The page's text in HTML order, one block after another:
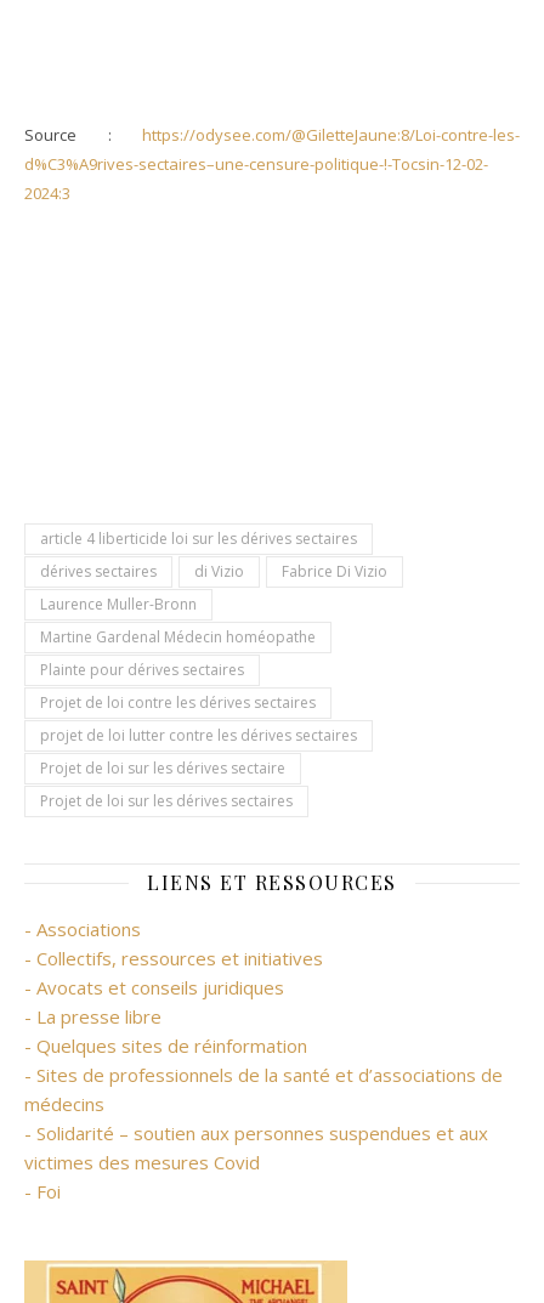
Source : https://odysee.com/@GiletteJaune:8/Loi-contre-les-
d%C3%A9rives-sectaires–une-censure-politique-!-Tocsin-12-02-
2024:3
article 4 liberticide loi sur les dérives sectaires
dérives sectaires
di Vizio
Fabrice Di Vizio
Laurence Muller-Bronn
Martine Gardenal Médecin homéopathe
Plainte pour dérives sectaires
Projet de loi contre les dérives sectaires
projet de loi lutter contre les dérives sectaires
Projet de loi sur les dérives sectaire
Projet de loi sur les dérives sectaires
LIENS ET RESSOURCES
- Associations
- Collectifs, ressources et initiatives
- Avocats et conseils juridiques
- La presse libre
- Quelques sites de réinformation
- Sites de professionnels de la santé et d’associations de
médecins
- Solidarité – soutien aux personnes suspendues et aux
victimes des mesures Covid
- Foi